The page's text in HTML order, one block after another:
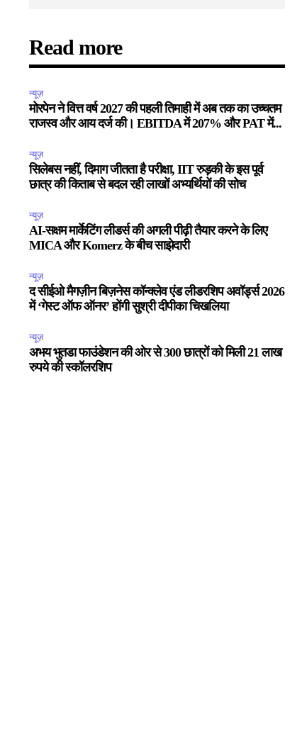
Read more
न्यूज़
मोरपेन ने वित्त वर्ष 2027 की पहली तिमाही में अब तक का उच्चतम
राजस्व और आय दर्ज की। EBITDA में 207% और PAT में...
न्यूज़
सिलेबस नहीं, दिमाग जीतता है परीक्षा, IIT रुड़की के इस पूर्व
छात्र की किताब से बदल रही लाखों अभ्यर्थियों की सोच
न्यूज़
AI-सक्षम मार्केटिंग लीडर्स की अगली पीढ़ी तैयार करने के लिए
MICA और Komerz के बीच साझेदारी
न्यूज़
द सीईओ मैगज़ीन बिज़नेस कॉन्क्लेव एंड लीडरशिप अवॉर्ड्स 2026
में ‘गेस्ट ऑफ ऑनर’ होंगी सुश्री दीपीका चिखलिया
न्यूज़
अभय भुतडा फाउंडेशन की ओर से 300 छात्रों को मिली 21 लाख
रुपये की स्कॉलरशिप